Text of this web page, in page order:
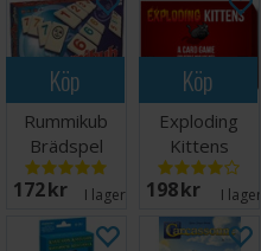
Speltid: 20 minuter
Köp
Rummikub
Brädspel
172 SEK I lager: 20+
Köp
Exploding
Kittens
Kortspel -
Svensk
198 SEK I lager: